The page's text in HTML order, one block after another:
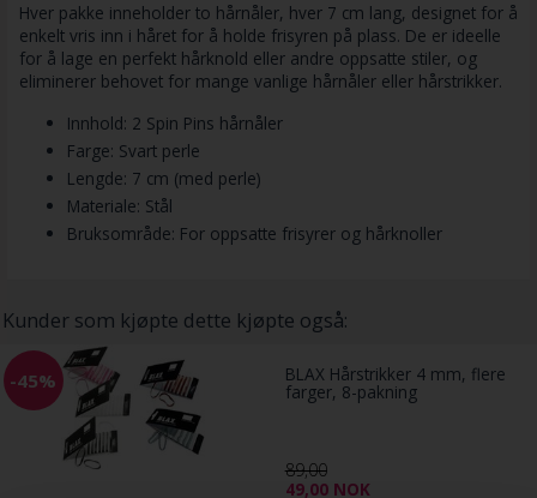
Hver pakke inneholder to hårnåler, hver 7 cm lang, designet for å
enkelt vris inn i håret for å holde frisyren på plass. De er ideelle
for å lage en perfekt hårknold eller andre oppsatte stiler, og
eliminerer behovet for mange vanlige hårnåler eller hårstrikker.
Innhold: 2 Spin Pins hårnåler
Farge: Svart perle
Lengde: 7 cm (med perle)
Materiale: Stål
Bruksområde: For oppsatte frisyrer og hårknoller
Kunder som kjøpte dette kjøpte også:
-45% BLAX Hårstrikker 4 mm, flere
farger, 8-pakning
89,00
49,00 NOK